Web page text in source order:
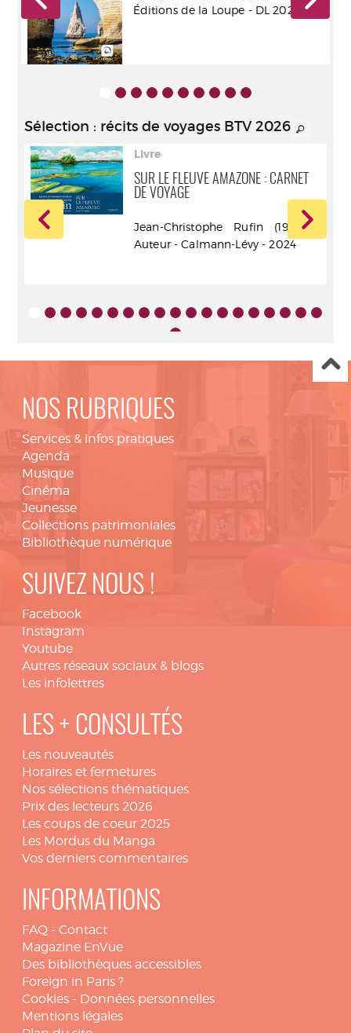
Éditions de la Loupe - DL 2025
Sélection : récits de voyages BTV 2026
Livre
SUR LE FLEUVE AMAZONE : CARNET
DE VOYAGE
Jean-Christophe Rufin (1952-....).
Auteur - Calmann-Lévy - 2024
NOS RUBRIQUES
Services & infos pratiques
Agenda
Musique
Cinéma
Jeunesse
Collections patrimoniales
Bibliothèque numérique
SUIVEZ NOUS !
Facebook
Instagram
Youtube
Autres réseaux sociaux & blogs
Les infolettres
LES + CONSULTÉS
Les nouveautés
Horaires et fermetures
Nos sélections thématiques
Prix des lecteurs 2026
Les coups de coeur 2025
Les Mordus du Manga
Vos derniers commentaires
INFORMATIONS
FAQ - Contact
Magazine EnVue
Des bibliothèques accessibles
Foreign in Paris ?
Cookies - Données personnelles
Mentions légales